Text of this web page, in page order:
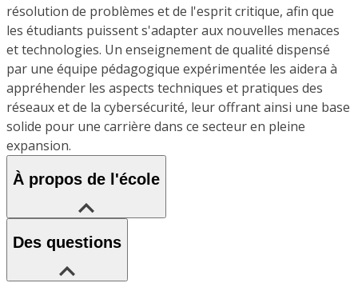
résolution de problèmes et de l'esprit critique, afin que
les étudiants puissent s'adapter aux nouvelles menaces
et technologies. Un enseignement de qualité dispensé
par une équipe pédagogique expérimentée les aidera à
appréhender les aspects techniques et pratiques des
réseaux et de la cybersécurité, leur offrant ainsi une base
solide pour une carrière dans ce secteur en pleine
expansion.
À propos de l'école
Des questions